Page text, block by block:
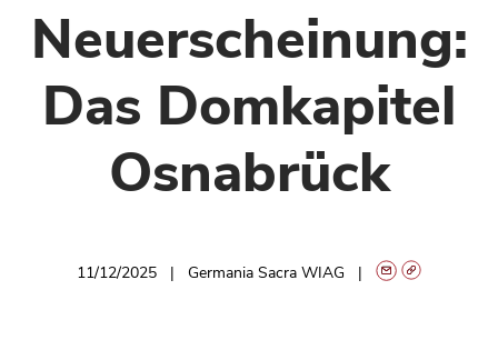
Neuerscheinung:
Das Domkapitel
Osnabrück
11/12/2025 Germania Sacra WIAG